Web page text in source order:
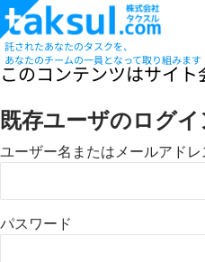
託されたあなたのタスクを、
あなたのチームの一員となって取り組みます
このコンテンツはサイ
既存ユーザのログイ
ユーザー名またはメールアドレ
パスワード